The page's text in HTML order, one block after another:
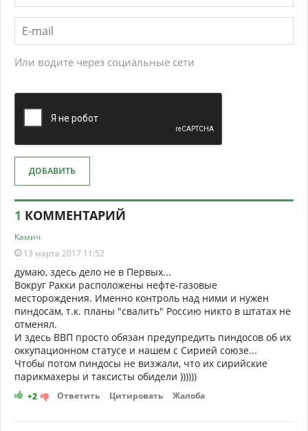
Или водите через социальные сети
ДОБАВИТЬ
1 КОММЕНТАРИЙ
Камич
13 марта 2017 11:52
думаю, здесь дело не в Первых...
Вокруг Ракки расположены нефте-газовые
месторождения. Именно контроль над ними и нужен
пиндосам, т.к. планы "свалить" Россию никто в штатах не
отменял.
И здесь ВВП просто обязан предупредить пиндосов об их
оккупационном статусе и нашем с Сирией союзе...
Чтобы потом пиндосы не визжали, что их сирийские
парикмахеры и таксисты обидели ))))))
+2 Ответить Цитировать Жалоба